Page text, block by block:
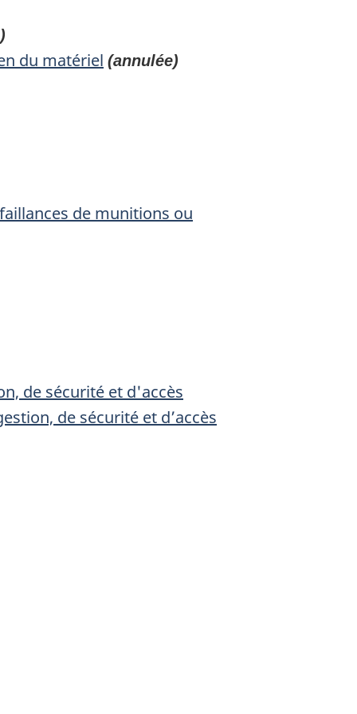
du matériel (annulée)
de munitions ou
de sécurité et d'accès
de sécurité et d’accès